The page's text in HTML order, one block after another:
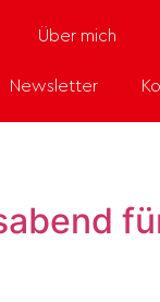
Über mich
Newsletter